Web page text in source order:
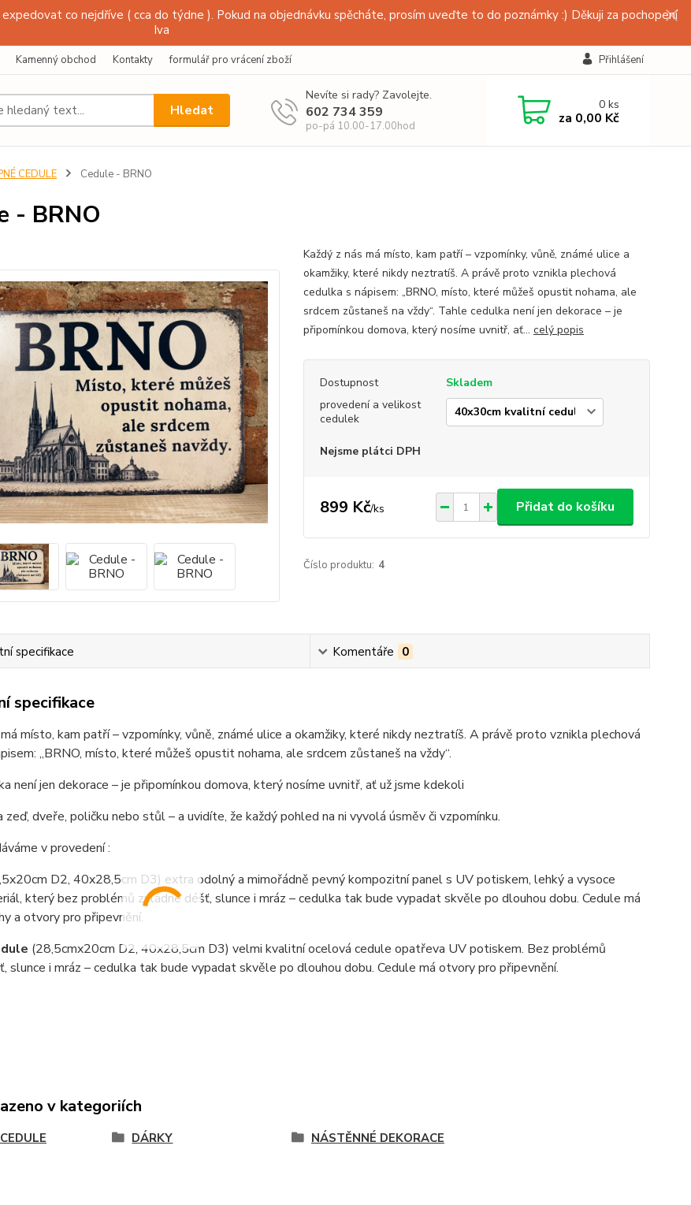
co nejdříve ( cca do týdne ). Pokud na objednávku spěcháte, prosím uveďte to do poznámky :) Děkuji za pochopení
Iva
Kamenný obchod Kontakty formulář pro vrácení zboží Přihlášení
Hledat
Nevíte si rady? Zavolejte.
602 734 359
po-pá 10.00-17.00hod
0ks
za 0,00 Kč
CEDULE Cedule - BRNO
- BRNO
Každý z nás má místo, kam patří – vzpomínky, vůně, známé ulice a
okamžiky, které nikdy neztratíš. A právě proto vznikla plechová
cedulka s nápisem: „BRNO, místo, které můžeš opustit nohama, ale
srdcem zůstaneš na vždy“. Tahle cedulka není jen dekorace – je
připomínkou domova, který nosíme uvnitř, ať... celý popis
Dostupnost
Skladem
provedení a velikost
cedulek
Nejsme plátci DPH
899 Kč/ks Přidat do košíku
Číslo produktu: 4
specifikace Komentáře 0
specifikace
místo, kam patří – vzpomínky, vůně, známé ulice a okamžiky, které nikdy neztratíš. A právě proto vznikla plechová
„BRNO, místo, které můžeš opustit nohama, ale srdcem zůstaneš na vždy“.
není jen dekorace – je připomínkou domova, který nosíme uvnitř, ať už jsme kdekoli
zeď, dveře, poličku nebo stůl – a uvidíte, že každý pohled na ni vyvolá úsměv či vzpomínku.
v provedení :
D2, 40x28,5cm D3) extra odolný a mimořádně pevný kompozitní panel s UV potiskem, lehký a vysoce
který bez problémů zvládne déšť, slunce i mráz – cedulka tak bude vypadat skvěle po dlouhou dobu. Cedule má
a otvory pro připevnění.
(28,5cmx20cm D2, 40x28,5cm D3) velmi kvalitní ocelová cedule opatřeva UV potiskem. Bez problémů
slunce i mráz – cedulka tak bude vypadat skvěle po dlouhou dobu. Cedule má otvory pro připevnění.
v kategoriích
DÁRKY NÁSTĚNNÉ DEKORACE